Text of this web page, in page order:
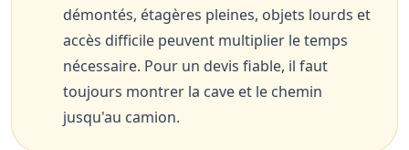
démontés, étagères pleines, objets lourds et
accès difficile peuvent multiplier le temps
nécessaire. Pour un devis fiable, il faut
toujours montrer la cave et le chemin
jusqu'au camion.